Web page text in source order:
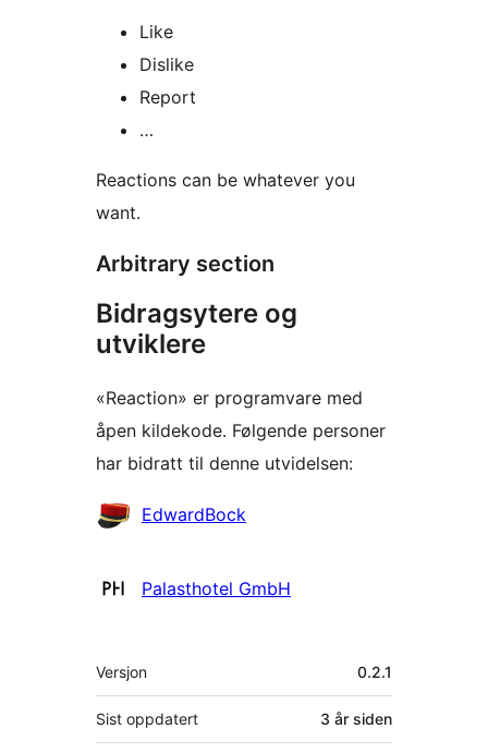
Like
Dislike
Report
…
Reactions can be whatever you
want.
Arbitrary section
Bidragsytere og
utviklere
«Reaction» er programvare med
åpen kildekode. Følgende personer
har bidratt til denne utvidelsen:
Bidragsytere
EdwardBock
Palasthotel GmbH
Meta
Versjon 0.2.1
Sist oppdatert 3 år siden